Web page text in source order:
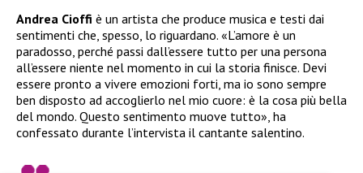
Andrea Cioffi è un artista che produce musica e testi dai
sentimenti che, spesso, lo riguardano. «L’amore è un
paradosso, perché passi dall’essere tutto per una persona
all’essere niente nel momento in cui la storia finisce. Devi
essere pronto a vivere emozioni forti, ma io sono sempre
ben disposto ad accoglierlo nel mio cuore: è la cosa più bella
del mondo. Questo sentimento muove tutto», ha
confessato durante l’intervista il cantante salentino.